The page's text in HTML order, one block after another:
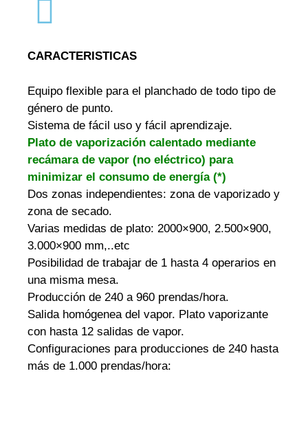
CARACTERISTICAS
Equipo flexible para el planchado de todo tipo de
género de punto.
Sistema de fácil uso y fácil aprendizaje.
Plato de vaporización calentado mediante
recámara de vapor (no eléctrico) para
minimizar el consumo de energía (*)
Dos zonas independientes: zona de vaporizado y
zona de secado.
Varias medidas de plato: 2000×900, 2.500×900,
3.000×900 mm,..etc
Posibilidad de trabajar de 1 hasta 4 operarios en
una misma mesa.
Producción de 240 a 960 prendas/hora.
Salida homógenea del vapor. Plato vaporizante
con hasta 12 salidas de vapor.
Configuraciones para producciones de 240 hasta
más de 1.000 prendas/hora: